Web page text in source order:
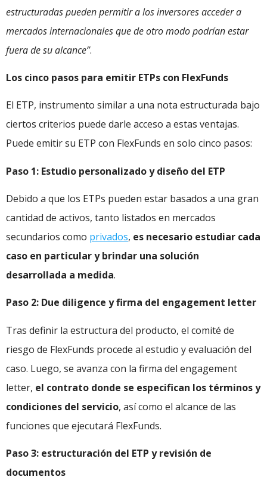
estructuradas pueden permitir a los inversores acceder a
mercados internacionales que de otro modo podrían estar
fuera de su alcance”.
Los cinco pasos para emitir ETPs con FlexFunds
El ETP, instrumento similar a una nota estructurada bajo
ciertos criterios puede darle acceso a estas ventajas.
Puede emitir su ETP con FlexFunds en solo cinco pasos:
Paso 1: Estudio personalizado y diseño del ETP
Debido a que los ETPs pueden estar basados a una gran
cantidad de activos, tanto listados en mercados
secundarios como privados, es necesario estudiar cada
caso en particular y brindar una solución
desarrollada a medida.
Paso 2: Due diligence y firma del engagement letter
Tras definir la estructura del producto, el comité de
riesgo de FlexFunds procede al estudio y evaluación del
caso. Luego, se avanza con la firma del engagement
letter, el contrato donde se especifican los términos y
condiciones del servicio, así como el alcance de las
funciones que ejecutará FlexFunds.
Paso 3: estructuración del ETP y revisión de
documentos